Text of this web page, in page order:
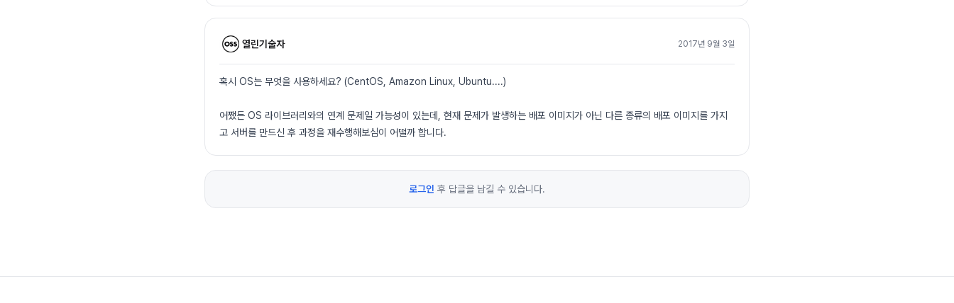
열린기술자 2017년 9월 3일
혹시 OS는 무엇을 사용하세요? (CentOS, Amazon Linux, Ubuntu....)
어쨌든 OS 라이브러리와의 연계 문제일 가능성이 있는데, 현재 문제가 발생하는 배포 이미지가 아닌 다른 종류의 배포 이미지를 가지
고 서버를 만드신 후 과정을 재수행해보심이 어떨까 합니다.
로그인 후 답글을 남길 수 있습니다.